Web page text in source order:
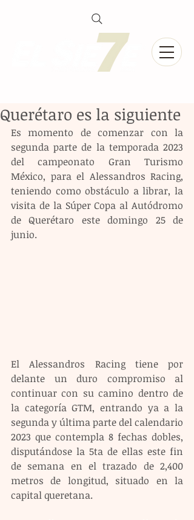
Querétaro es la siguiente
Es momento de comenzar con la
segunda parte de la temporada 2023
del campeonato Gran Turismo
México, para el Alessandros Racing,
teniendo como obstáculo a librar, la
visita de la Súper Copa al Autódromo
de Querétaro este domingo 25 de
junio.
El Alessandros Racing tiene por
delante un duro compromiso al
continuar con su camino dentro de
la categoría GTM, entrando ya a la
segunda y última parte del calendario
2023 que contempla 8 fechas dobles,
disputándose la 5ta de ellas este fin
de semana en el trazado de 2,400
metros de longitud, situado en la
capital queretana.